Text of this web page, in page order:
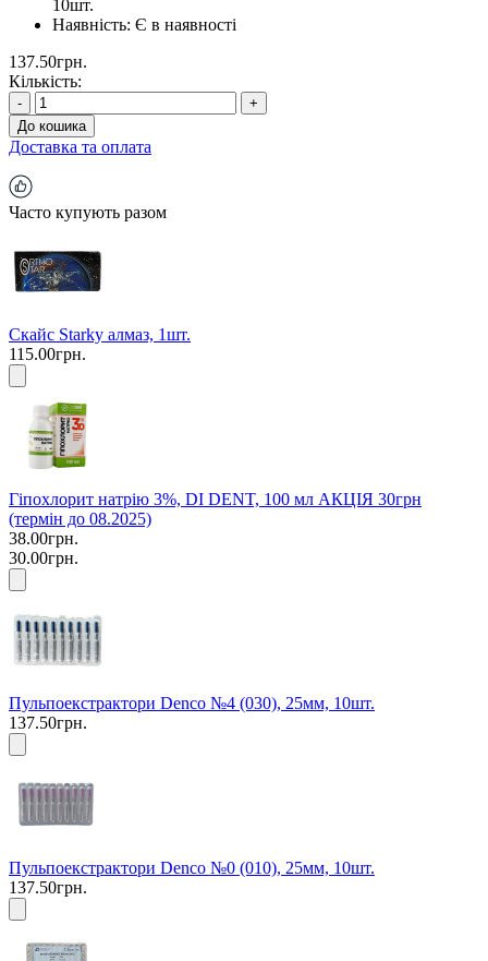
10шт.
Наявність: Є в наявності
137.50грн.
Кількість:
-
+
До кошика
Доставка та оплата
Часто купують разом
Скайс Starky алмаз, 1шт.
115.00грн.
Гіпохлорит натрію 3%, DI DENT, 100 мл АКЦІЯ 30грн
(термін до 08.2025)
38.00грн.
30.00грн.
Пульпоекстрактори Denco №4 (030), 25мм, 10шт.
137.50грн.
Пульпоекстрактори Denco №0 (010), 25мм, 10шт.
137.50грн.